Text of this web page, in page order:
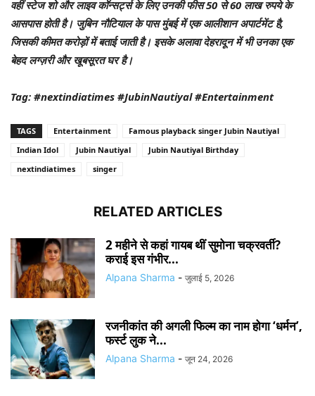
वहीं स्टेज शो और लाइव कॉन्सर्ट्स के लिए उनकी फीस 50 से 60 लाख रुपये के
आसपास होती है। जुबिन नौटियाल के पास मुंबई में एक आलीशान अपार्टमेंट है,
जिसकी कीमत करोड़ों में बताई जाती है। इसके अलावा देहरादून में भी उनका एक
बेहद लग्ज़री और खूबसूरत घर है।
Tag: #nextindiatimes #JubinNautiyal #Entertainment
TAGS Entertainment
Famous playback singer Jubin Nautiyal
Indian Idol
Jubin Nautiyal
Jubin Nautiyal Birthday
nextindiatimes
singer
RELATED ARTICLES
2 महीने से कहां गायब थीं सुमोना चक्रवर्ती?
कराई इस गंभीर...
Alpana Sharma - जुलाई 5, 2026
रजनीकांत की अगली फिल्म का नाम होगा ‘धर्मन’,
फर्स्ट लुक ने...
Alpana Sharma - जून 24, 2026